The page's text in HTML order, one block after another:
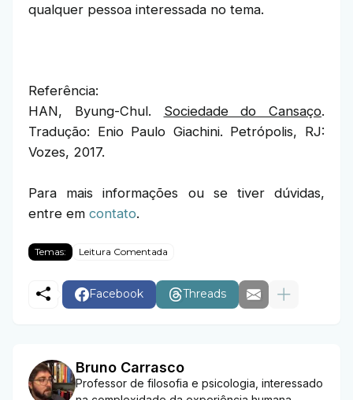
qualquer pessoa interessada no tema.
Referência:
HAN, Byung-Chul. Sociedade do Cansaço.
Tradução: Enio Paulo Giachini. Petrópolis, RJ:
Vozes, 2017.
Para mais informações ou se tiver dúvidas,
entre em contato.
Temas: Leitura Comentada
Facebook Threads
Bruno Carrasco
Professor de filosofia e psicologia, interessado